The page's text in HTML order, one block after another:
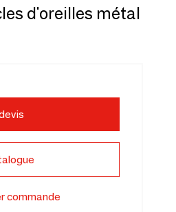
d'oreilles métal
commande